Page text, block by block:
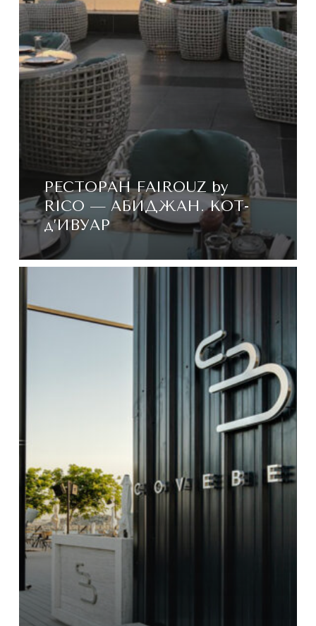
РЕСТОРАН FAIROUZ by
RICO — АБИДЖАН. КОТ-
д’ИВУАР